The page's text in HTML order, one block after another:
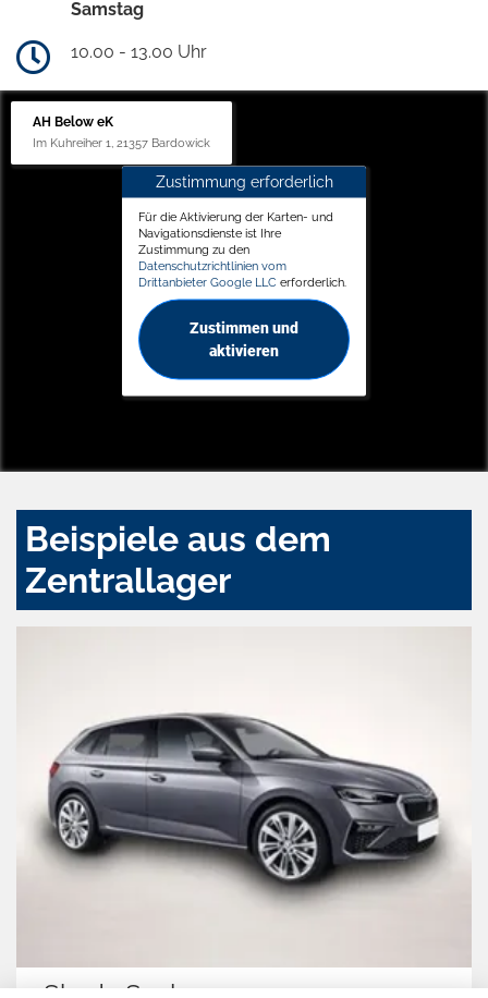
Samstag
10.00 - 13.00 Uhr
AH Below eK
Im Kuhreiher 1, 21357 Bardowick
Zustimmung erforderlich
Für die Aktivierung der Karten- und
Navigationsdienste ist Ihre
Zustimmung zu den
Datenschutzrichtlinien vom
Drittanbieter Google LLC erforderlich.
Zustimmen und
aktivieren
Beispiele aus dem
Zentrallager